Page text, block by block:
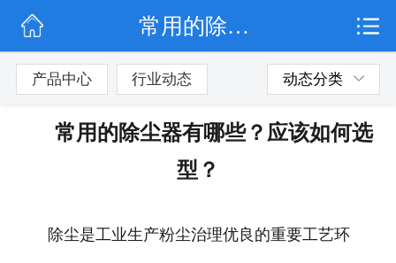
公司简介
常用的除尘器有哪些？应该如何选型？
产品中心 行业动态 动态分类
常用的除尘器有哪些？应该如何选
型？
除尘是工业生产粉尘治理优良的重要工艺环